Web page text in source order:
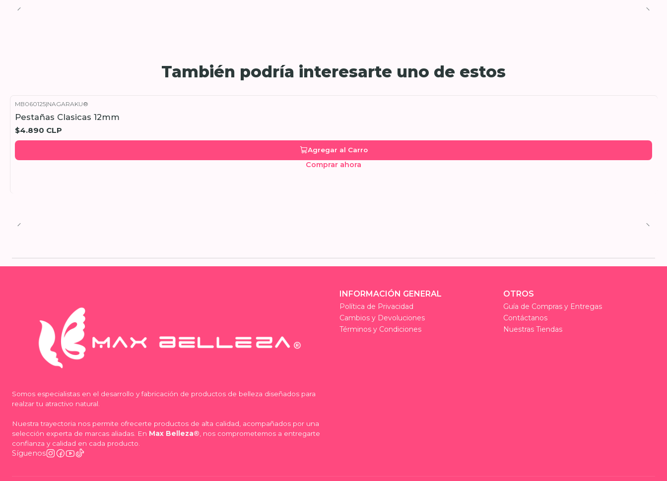
También podría interesarte uno de estos
MB060125|NAGARAKU®
Pestañas Clasicas 12mm
$4.890 CLP
Agregar al Carro
Comprar ahora
Somos especialistas en el desarrollo y fabricación de productos de belleza diseñados para
realzar tu atractivo natural.
Nuestra trayectoria nos permite ofrecerte productos de alta calidad, acompañados por una
selección experta de marcas aliadas. En Max Belleza® , nos comprometemos a entregarte
confianza y calidad en cada producto.
Síguenos
INFORMACIÓN GENERAL
Política de Privacidad
Cambios y Devoluciones
Términos y Condiciones
OTROS
Guía de Compras y Entregas
Contáctanos
Nuestras Tiendas